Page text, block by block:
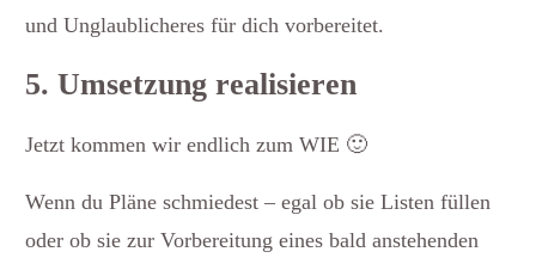
und Unglaublicheres für dich vorbereitet.
5. Umsetzung realisieren
Jetzt kommen wir endlich zum WIE 🙂
Wenn du Pläne schmiedest – egal ob sie Listen füllen
oder ob sie zur Vorbereitung eines bald anstehenden